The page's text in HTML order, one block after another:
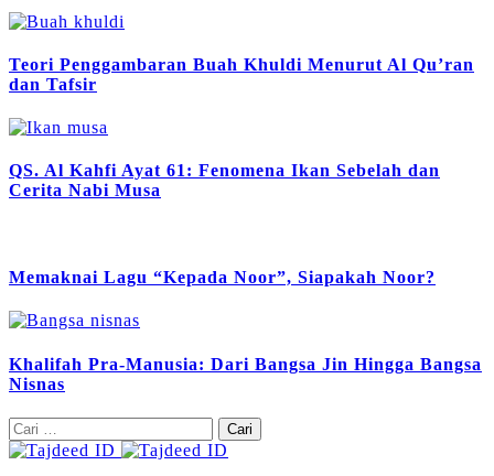
Teori Penggambaran Buah Khuldi Menurut Al Qu’ran
dan Tafsir
QS. Al Kahfi Ayat 61: Fenomena Ikan Sebelah dan
Cerita Nabi Musa
Memaknai Lagu “Kepada Noor”, Siapakah Noor?
Khalifah Pra-Manusia: Dari Bangsa Jin Hingga Bangsa
Nisnas
Cari
untuk: